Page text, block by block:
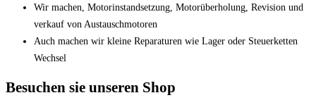
Wir machen, Motorinstandsetzung, Motorüberholung, Revision und
verkauf von Austauschmotoren
Auch machen wir kleine Reparaturen wie Lager oder Steuerketten
Wechsel
Besuchen sie unseren Shop